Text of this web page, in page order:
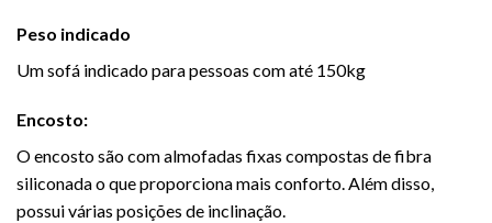
Peso indicado
Um sofá indicado para pessoas com até 150kg
Encosto:
O encosto são com almofadas fixas compostas de fibra
siliconada o que proporciona mais conforto. Além disso,
possui várias posições de inclinação.